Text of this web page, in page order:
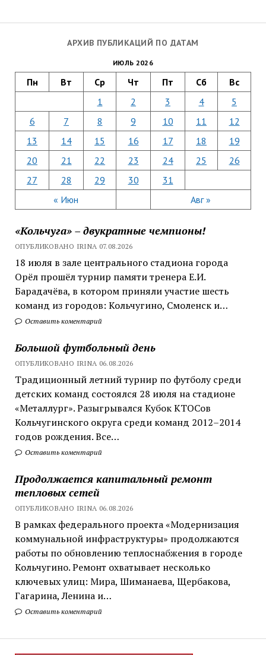
АРХИВ ПУБЛИКАЦИЙ ПО ДАТАМ
ИЮЛЬ 2026
Пн Вт Ср Чт Пт Сб Вс
« Июн Авг »
1 2 3 4
5
6
7 8 9 10 11
12
13
14 15 16 17 18
19
20
21 22 23 24 25
26
27
28 29 30 31
«Кольчуга» – двукратные чемпионы!
ОПУБЛИКОВАНО IRINA 07.08.2026
18 июля в зале центрального стадиона города
Орёл прошёл турнир памяти тренера Е.И.
Барадачёва, в котором приняли участие шесть
команд из городов: Кольчугино, Смоленск и…
Оставить коментарий
Большой футбольный день
ОПУБЛИКОВАНО IRINA 06.08.2026
Традиционный летний турнир по футболу среди
детских команд состоялся 28 июля на стадионе
«Металлург». Разыгрывался Кубок КТОСов
Кольчугинского округа среди команд 2012–2014
годов рождения. Все…
Оставить коментарий
Продолжается капитальный ремонт
тепловых сетей
ОПУБЛИКОВАНО IRINA 06.08.2026
В рамках федерального проекта «Модернизация
коммунальной инфраструктуры» продолжаются
работы по обновлению теплоснабжения в городе
Кольчугино. Ремонт охватывает несколько
ключевых улиц: Мира, Шиманаева, Щербакова,
Гагарина, Ленина и…
Оставить коментарий